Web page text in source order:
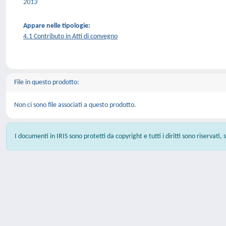
2013
Appare nelle tipologie:
4.1 Contributo in Atti di convegno
File in questo prodotto:
Non ci sono file associati a questo prodotto.
I documenti in IRIS sono protetti da copyright e tutti i diritti sono riservati,